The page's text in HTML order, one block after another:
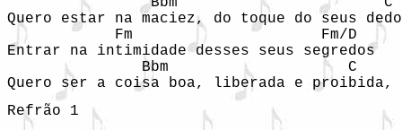
Quero estar na maciez, do toque do seus
            Fm                     Fm/D
Entrar na intimidade desses seus segredos
Bbm                    C
Refrão 1